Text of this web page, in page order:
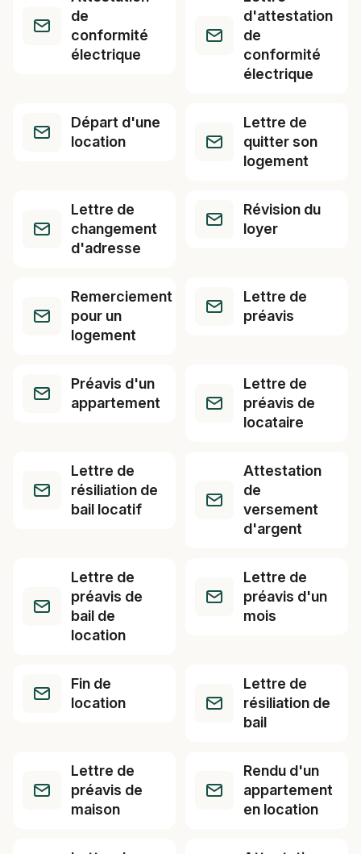
de
conformité
électrique
d'attestation
de
conformité
électrique
Départ d'une
location
Lettre de
quitter son
logement
Lettre de
changement
d'adresse
Révision du
loyer
Remerciement
pour un
logement
Lettre de
préavis
Préavis d'un
appartement
Lettre de
préavis de
locataire
Lettre de
résiliation de
bail locatif
Attestation
de
versement
d'argent
Lettre de
préavis de
bail de
location
Lettre de
préavis d'un
mois
Fin de
location
Lettre de
résiliation de
bail
Lettre de
préavis de
maison
Rendu d'un
appartement
en location